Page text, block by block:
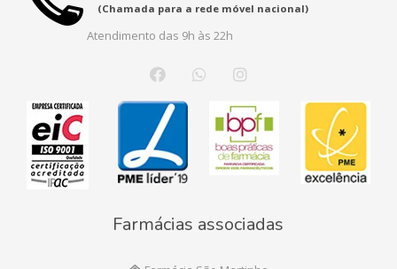
(Chamada para a rede móvel nacional)
Atendimento das 9h às 22h
Farmácias associadas